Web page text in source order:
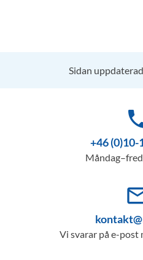
Sidan
+46 (0)10-
Vi svarar på e-post